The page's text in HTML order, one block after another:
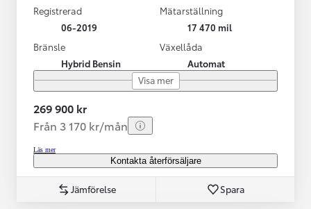
Registrerad
06-2019
Mätarställning
17 470 mil
Bränsle
Hybrid Bensin
Växellåda
Automat
Visa mer
269 900 kr
Från 3 170 kr/mån
Läs mer
Kontakta återförsäljare
Jämförelse Spara